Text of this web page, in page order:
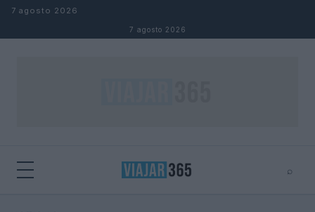
Saltar al contenido
7 agosto 2026
7 agosto 2026
⌕